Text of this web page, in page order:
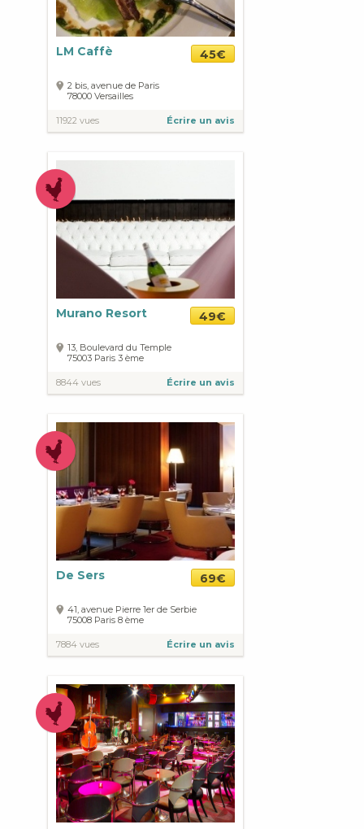
LM Caffè 45€
2 bis, avenue de Paris
78000 Versailles
11922 vues Écrire un avis
Murano Resort 49€
13, Boulevard du Temple
75003 Paris 3 ème
8844 vues Écrire un avis
De Sers 69€
41, avenue Pierre 1er de Serbie
75008 Paris 8 ème
7884 vues Écrire un avis